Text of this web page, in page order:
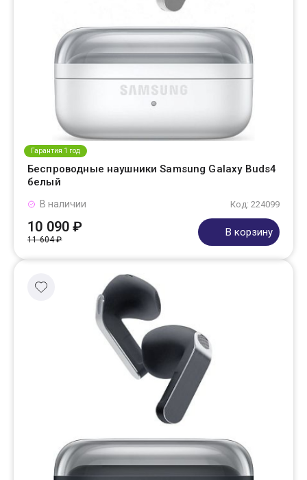
Гарантия 1 год
Беспроводные наушники Samsung Galaxy Buds4
белый
Код: 224099
В наличии
10 090 ₽
11 604 ₽
В корзину